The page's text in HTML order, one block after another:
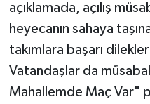
açıklamada, açılış
heyecanın sahaya
takımlara başarı
Vatandaşlar da
Mahallemde Maç Var"